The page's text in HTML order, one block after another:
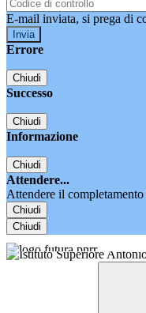
E-mail inviata, si prega di
Errore
Chiudi
Successo
Chiudi
Informazione
Chiudi
Attendere...
Attendere il
Chiudi
Chiudi